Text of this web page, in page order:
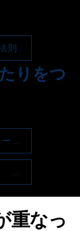
RF設計を物理法則で裏付ける簡易アプリ（無料）
りをつ
Wi-Fiプランナー ノード配置の検討（無料）
Wi-Fiビューア 電波の表現方法（無料）
重なっ